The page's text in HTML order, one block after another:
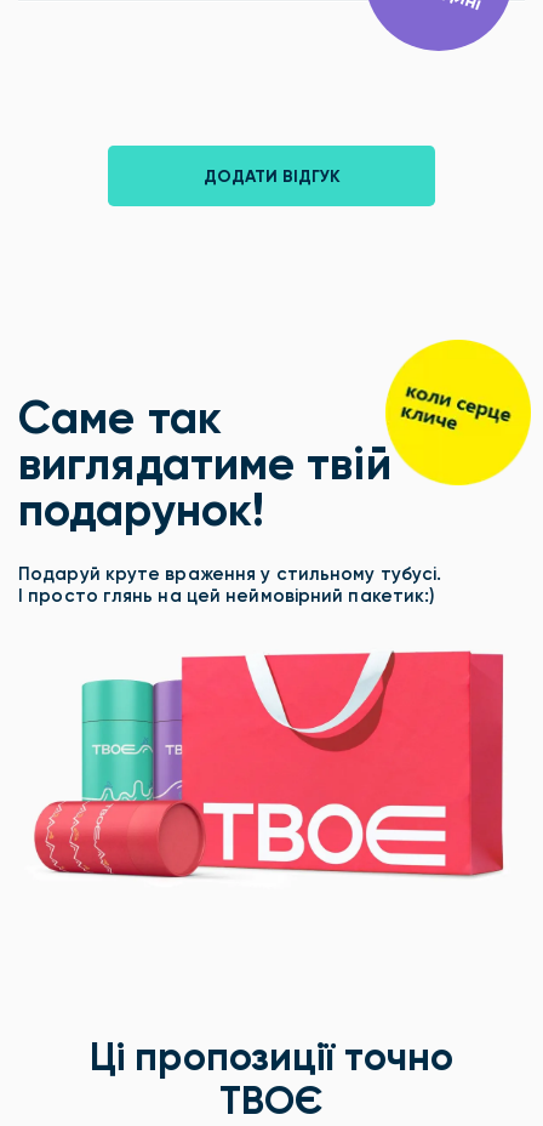
ДОДАТИ ВІДГУК
Саме так
виглядатиме твій
подарунок!
Подаруй круте враження у стильному тубусі.
І просто глянь на цей неймовірний пакетик:)
Ці пропозиції точно
ТВОЄ